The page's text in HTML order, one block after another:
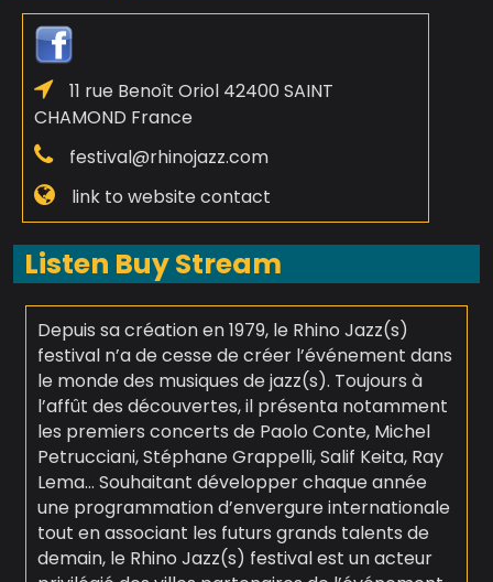
11 rue Benoît Oriol 42400 SAINT
CHAMOND France
festival@rhinojazz.com
link to website contact
Listen Buy Stream
Depuis sa création en 1979, le Rhino Jazz(s)
festival n’a de cesse de créer l’événement dans
le monde des musiques de jazz(s). Toujours à
l’affût des découvertes, il présenta notamment
les premiers concerts de Paolo Conte, Michel
Petrucciani, Stéphane Grappelli, Salif Keita, Ray
Lema… Souhaitant développer chaque année
une programmation d’envergure internationale
tout en associant les futurs grands talents de
demain, le Rhino Jazz(s) festival est un acteur